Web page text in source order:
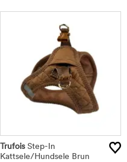
TrufoisStep-In
Kattsele/Hundsele Brun